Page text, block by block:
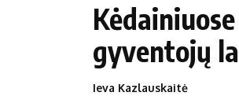
Savivaldybės
Naujausi
gyventojų
Ieva Kazlauskaitė